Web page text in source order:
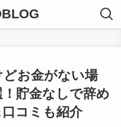
お金がない場
貯金なしで辞め
コミも紹介